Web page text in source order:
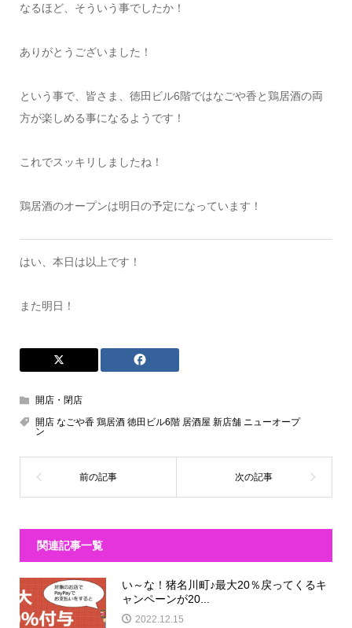
なるほど、そういう事でしたか！
ありがとうございました！
という事で、皆さま、徳田ビル6階ではなごや香と鶏居酒の両
方が楽しめる事になるようです！
これでスッキリしましたね！
鶏居酒のオープンは明日の予定になっています！
はい、本日は以上です！
また明日！
開店・閉店
開店 なごや香 鶏居酒 徳田ビル6階 居酒屋 新店舗 ニューオープ
ン
関連記事一覧
い～な！猪名川町♪最大20％戻ってくるキ
ャンペーンが20...
2022.12.15